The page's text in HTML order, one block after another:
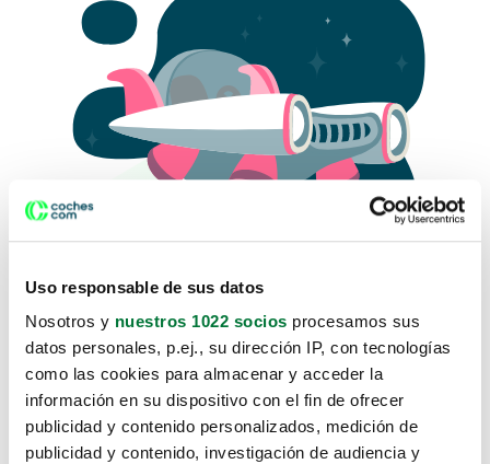
Uso responsable de sus datos
Nosotros y nuestros 1022 socios procesamos sus
datos personales, p.ej., su dirección IP, con tecnologías
como las cookies para almacenar y acceder la
información en su dispositivo con el fin de ofrecer
publicidad y contenido personalizados, medición de
publicidad y contenido, investigación de audiencia y
Lo sentimos, no sabemos como
te hemos traido hasta aquí.